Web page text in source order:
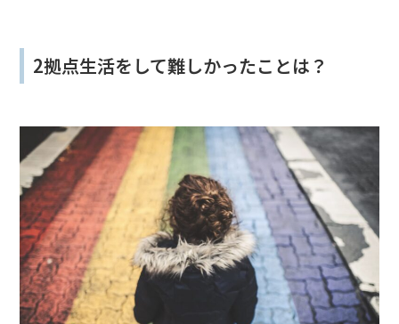
2拠点生活をして難しかったことは？